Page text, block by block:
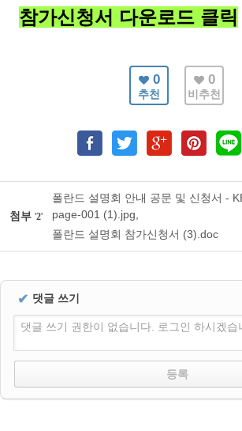
참가신청서 다운로드 클릭
0
추천
0
비추천
첨부 '2'
폴란드 설명회 안내 공문 및 신청서 -
page-001 (1).jpg
폴란드 설명회 참가신청서 (3).doc
✔ 댓글 쓰기
댓글 쓰기 권한이 없습니다. 로그인 하시겠습